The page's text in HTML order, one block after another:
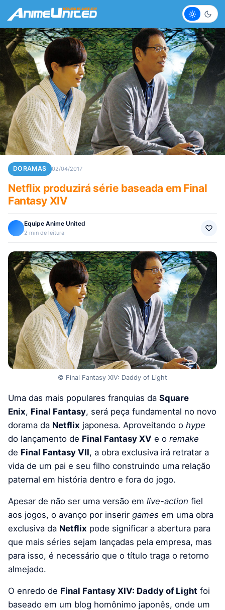
Claro
DORAMAS 02/04/2017
Netflix produzirá série baseada em Final
Fantasy XIV
Equipe Anime United
2 min de leitura
© Final Fantasy XIV: Daddy of Light
Uma das mais populares franquias da Square
Enix, Final Fantasy, será peça fundamental no novo
dorama da Netflix japonesa. Aproveitando o hype
do lançamento de Final Fantasy XV e o remake
de Final Fantasy VII, a obra exclusiva irá retratar a
vida de um pai e seu filho construindo uma relação
paternal em história dentro e fora do jogo.
Apesar de não ser uma versão em live-action fiel
aos jogos, o avanço por inserir games em uma obra
exclusiva da Netflix pode significar a abertura para
que mais séries sejam lançadas pela empresa, mas
para isso, é necessário que o título traga o retorno
almejado.
O enredo de Final Fantasy XIV: Daddy of Light foi
baseado em um blog homônimo japonês, onde um